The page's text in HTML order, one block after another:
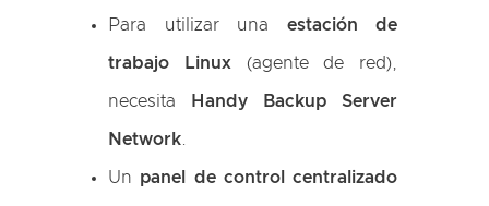
Para utilizar una estación de
trabajo Linux (agente de red),
necesita Handy Backup Server
Network
Un panel de control centralizado